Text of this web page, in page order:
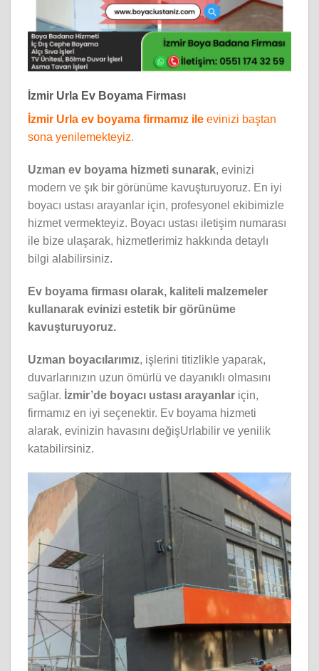
İzmir Urla Ev Boyama Firması
İzmir Urla ev boyama firmamız ile evinizi baştan
sona yenilemekteyiz.
Uzman ev boyama hizmeti sunarak, evinizi
modern ve şık bir görünüme kavuşturuyoruz. En iyi
boyacı ustası arayanlar için, profesyonel ekibimizle
hizmet vermekteyiz. Boyacı ustası iletişim numarası
ile bize ulaşarak, hizmetlerimiz hakkında detaylı
bilgi alabilirsiniz.
Ev boyama firması olarak, kaliteli malzemeler
kullanarak evinizi estetik bir görünüme
kavuşturuyoruz.
Uzman boyacılarımız, işlerini titizlikle yaparak,
duvarlarınızın uzun ömürlü ve dayanıklı olmasını
sağlar. İzmir’de boyacı ustası arayanlar için,
firmamız en iyi seçenektir. Ev boyama hizmeti
alarak, evinizin havasını değişUrlabilir ve yenilik
katabilirsiniz.